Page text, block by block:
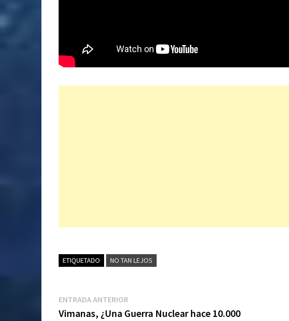
ETIQUETADO NO TAN LEJOS
Navegación
ENTRADA ANTERIOREntrada
anterior:
Vimanas, ¿Una Guerra Nuclear hace 10.000